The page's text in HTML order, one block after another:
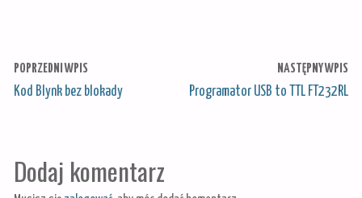
POPRZEDNI WPIS
Kod Blynk bez blokady
NASTĘPNY WPIS
Programator USB to TTL FT232RL
Dodaj komentarz